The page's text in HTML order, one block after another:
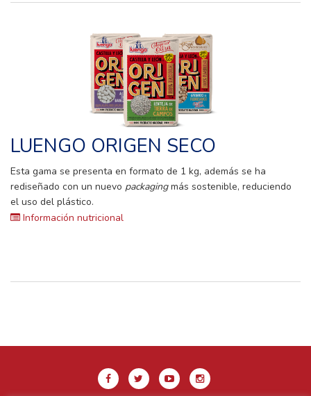
LUENGO ORIGEN SECO
Esta gama se presenta en formato de 1 kg, además se ha
rediseñado con un nuevo packagingmás sostenible, reduciendo
el uso del plástico.
Información nutricional